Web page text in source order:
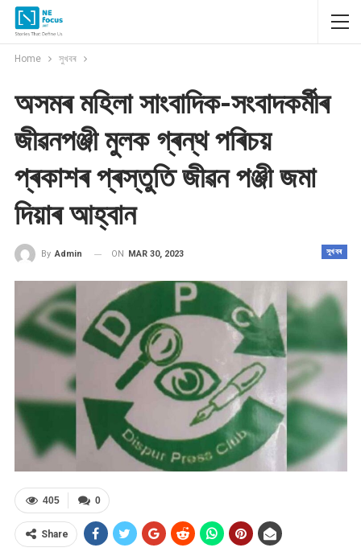
Home সুখবৰ
অসমৰ মহিলা সাংবাদিক-সংবাদকৰ্মীৰ
জীৱনপঞ্জী মুলক গ্ৰন্থ পৰিচয়
প্ৰকাশৰ প্ৰস্তুতি জীৱন পঞ্জী জমা
দিয়াৰ আহ্বান
সুখবৰ
By Admin ON MAR 30, 2023
0
405
Share